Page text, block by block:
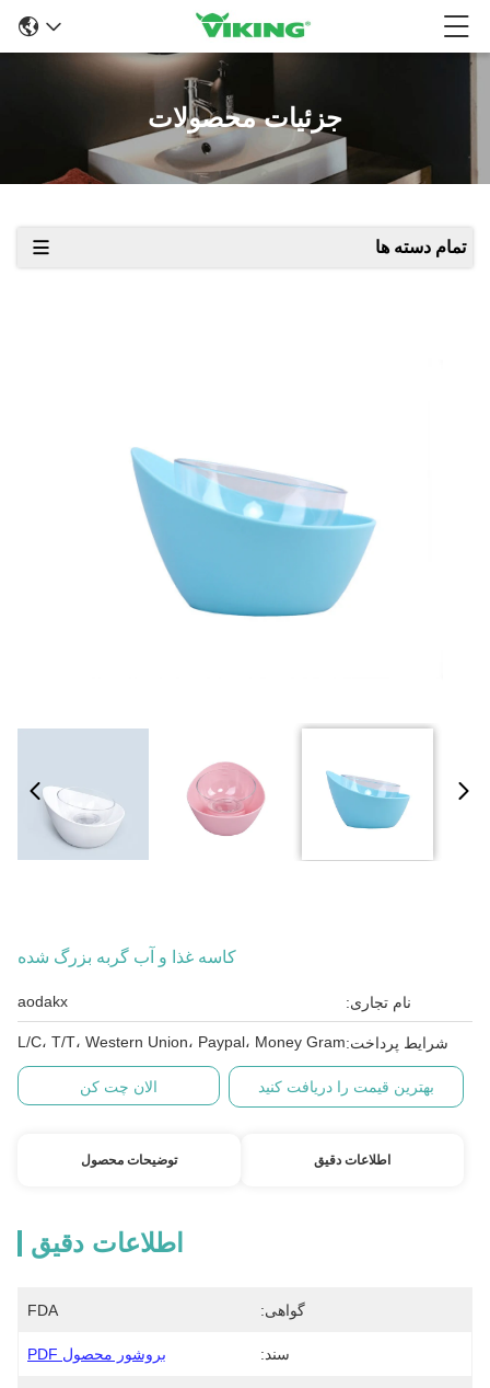
جزئیات محصولات
تمام دسته ها
کاسه غذا و آب گربه بزرگ شده
نام تجاری: aodakx
شرایط پرداخت:L/C، T/T، Western Union، Paypal، Money Gram
بهترین قیمت را دریافت کنید الان چت کن
اطلاعات دقیق توضیحات محصول
اطلاعات دقیق
گواهی: FDA
سند: بروشور محصول PDF